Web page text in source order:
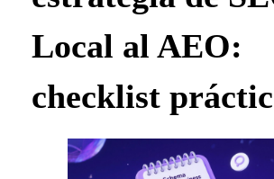
Local al AEO:
checklist